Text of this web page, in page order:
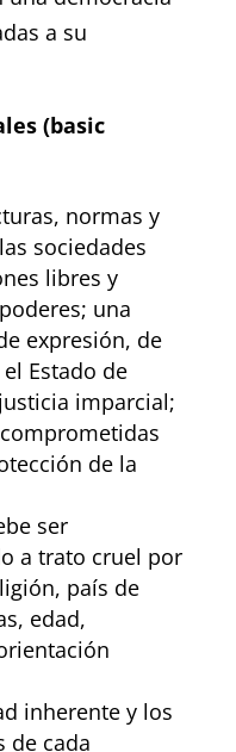
a su
(basic
normas y
sociedades
libres y
una
expresión, de
Estado de
imparcial;
de la
ser
a trato cruel por
país de
edad,
inherente y los
de cada